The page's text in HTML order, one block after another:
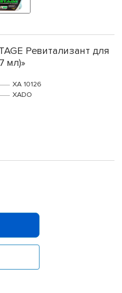
Ревитализант для
мл)»
ХА 10126
XADO